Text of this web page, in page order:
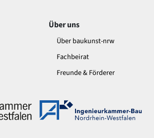
Über uns
Über baukunst-nrw
Fachbeirat
Freunde & Förderer